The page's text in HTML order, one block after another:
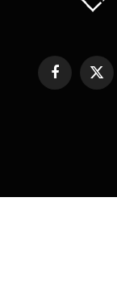
FacebookX